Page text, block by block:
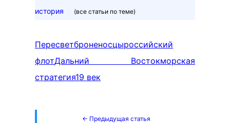
история
(все статьи по теме)
Пересветброненосцыроссийский
флотДальний Востокморская
стратегия19 век
← Предыдущая статья